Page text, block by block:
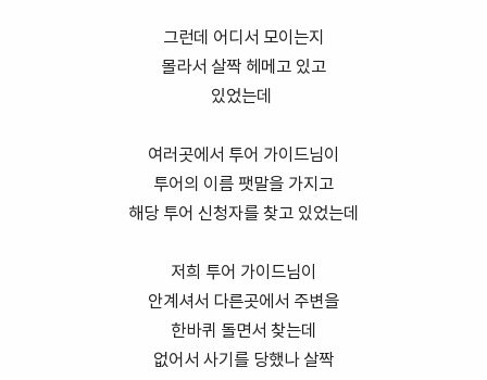
그런데 어디서 모이는지
몰라서 살짝 헤메고 있고
있었는데
여러곳에서 투어 가이드님이
투어의 이름 팻말을 가지고
해당 투어 신청자를 찾고 있었는데
저희 투어 가이드님이
안계셔서 다른곳에서 주변을
한바퀴 돌면서 찾는데
없어서 사기를 당했나 살짝